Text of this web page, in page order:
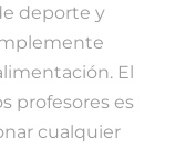
deporte y
El
profesores es
cualquier